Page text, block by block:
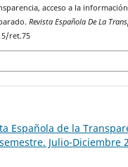
acceso a la
Revista Española De La
ret.75
Española de la
Julio-Diciembre